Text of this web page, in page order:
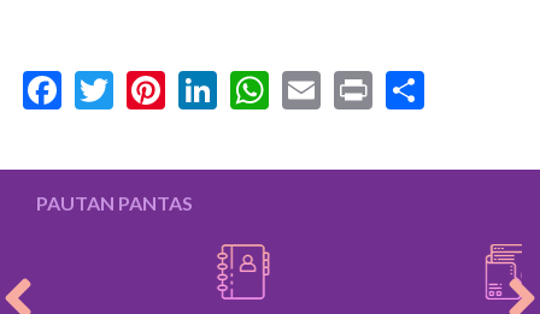
Facebook
Twitter
Pinterest
LinkedIn
WhatsApp
Email
Print
PAUTAN PANTAS